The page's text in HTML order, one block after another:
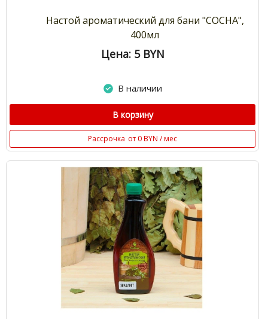
Настой ароматический для бани "СОСНА",
400мл
Цена: 5 BYN
В наличии
В корзину
Рассрочка от 0 BYN / мес